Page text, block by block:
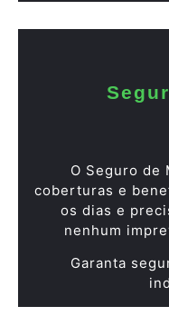
O Seguro de
coberturas e
os dias e
nenhum
Garanta